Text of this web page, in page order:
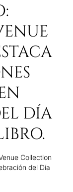
DÍA
Collection
del Día